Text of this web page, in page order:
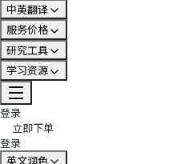
中英翻译
服务价格
研究工具
学习资源
登录
立即下单
登录
英文润色